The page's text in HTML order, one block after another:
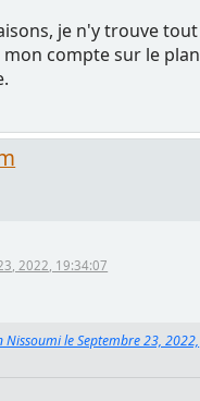
je n'y trouve tout
compte sur le plan
2022, 19:34:07
Nissoumi le Septembre 23, 2022,